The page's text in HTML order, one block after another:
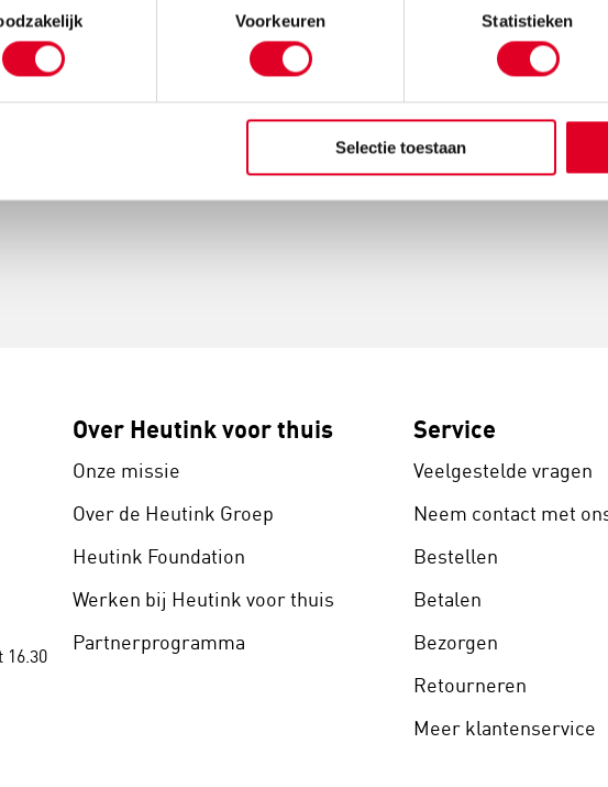
Voorkeuren Statistieken
Selectie toestaan
Meer info Bestel Bestel
16.30
Over Heutink voor thuis
Onze missie
Over de Heutink Groep
Heutink Foundation
Werken bij Heutink voor thuis
Partnerprogramma
Service
Veelgestelde vragen
Neem contact met
Bestellen
Betalen
Bezorgen
Retourneren
Meer klantenservice